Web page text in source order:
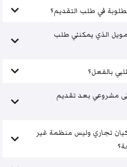
في طلب التقديم؟
الذي يمكنني طلب
بالفعل؟
مشروعي بعد تقديم
تجاري وليس منظمة غير